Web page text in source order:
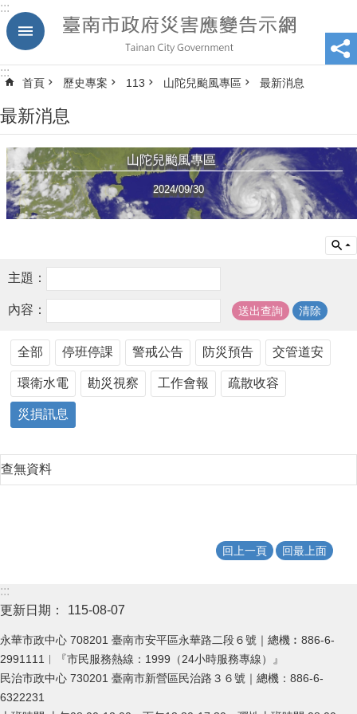
跳到主要內容區塊
:::
:::
首頁 歷史專案 113 山陀兒颱風專區 最新消息
最新消息
山陀兒颱風專區
2024/09/30
主題：
內容：
全部 停班停課 警戒公告 防災預告 交管道安
環衛水電 勘災視察 工作會報 疏散收容
災損訊息
查無資料
回上一頁 回最上面
:::
更新日期：
115-08-07
永華市政中心 708201 臺南市安平區永華路二段６號｜總機︰886-6-
2991111︱『市民服務熱線：1999（24小時服務專線）』
民治市政中心 730201 臺南市新營區民治路３６號｜總機：886-6-
6322231